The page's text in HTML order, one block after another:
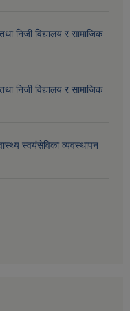
निजी विद्यालय र सामाजिक
निजी विद्यालय र सामाजिक
स्वयंसेविका व्यवस्थापन